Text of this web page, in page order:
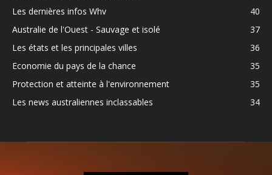
Les dernières infos Whv
40
Australie de l'Ouest - Sauvage et isolé
37
Les états et les principales villes
36
Economie du pays de la chance
35
Protection et atteinte à l'environnement
35
Les news australiennes inclassables
34